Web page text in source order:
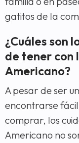
gatitos de la
¿Cuáles son
de tener con
Americano?
A pesar de ser
encontrarse
comprar, los
Americano no